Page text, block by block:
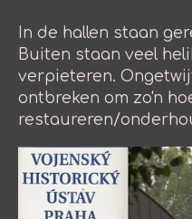
In de hallen staan
Buiten staan veel
verpieteren.
ontbreken om zo'n
restaureren/